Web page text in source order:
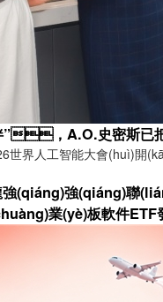
”，A.O.史密斯已
界人工智能大會(huì)開
(qiáng)強(qiáng)聯
業(yè)板軟件